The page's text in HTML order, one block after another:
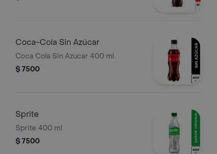
Coca-Cola Sin Azúcar
Coca Cola Sin Azucar 400 ml
$ 7500
Sprite
Sprite 400 ml
$ 7500